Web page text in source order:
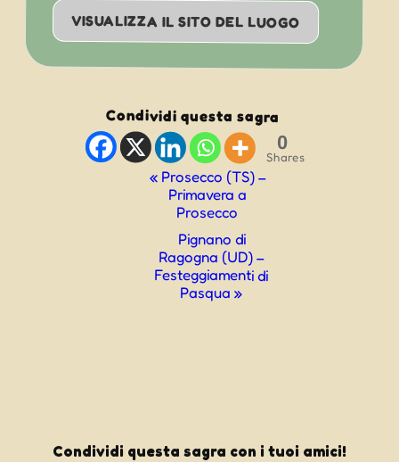
VISUALIZZA IL SITO DEL LUOGO
Condividi questa sagra
0
Shares
«Prosecco (TS) –
Primavera a
Prosecco
Pignano di
Ragogna (UD) –
Festeggiamenti di
Pasqua»
Condividi questa sagra con i tuoi amici!